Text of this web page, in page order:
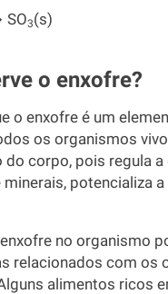
SO3(s)
o enxofre?
o enxofre é um
os organismos
corpo, pois regula a
potencializa a
no organismo
relacionados com os
alimentos ricos